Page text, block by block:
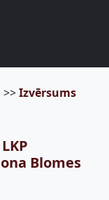
>>Izvērsums
Blomes